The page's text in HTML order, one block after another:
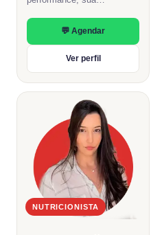
para emagrecimento
sustentável e otimização da
💬 Agendar
Ver perfil
NUTRICIONISTA